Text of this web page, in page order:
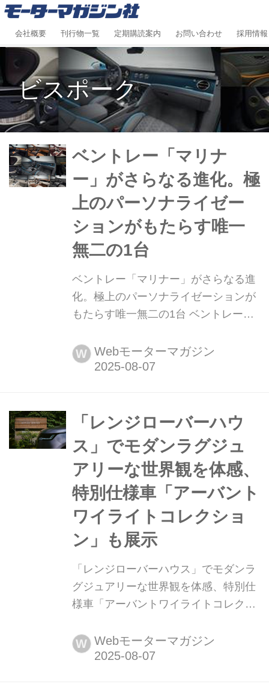
会社概要 刊行物一覧 定期購読案内 お問い合わせ 採用情報
ビスポーク
ベントレー「マリナ
ー」がさらなる進化。極
上のパーソナライゼー
ションがもたらす唯一
無二の1台
ベントレー「マリナー」がさらなる進
化。極上のパーソナライゼーションが
もたらす唯一無二の1台 ベントレーは
リナー パーソナル コミッショニング
ガイド」にオープンポア仕上げのウッ
に導入し拡充したことを発表した。
W Webモーターマガジン
「レンジローバーハウ
ス」でモダンラグジュ
アリーな世界観を体感、
特別仕様車「アーバント
ワイライトコレクショ
ン」も展示
「レンジローバーハウス」でモダンラ
グジュアリーな世界観を体感、特別仕
様車「アーバントワイライトコレクシ
ー・ジャパンは、レンジローバーブラ
ンドが唱えるラグジュアリーやモダニ
W Webモーターマガジン